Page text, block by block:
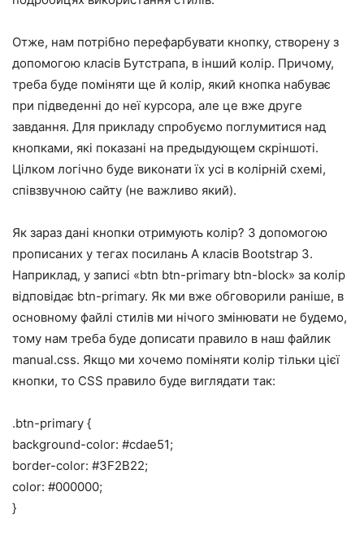
Отже, нам потрібно перефарбувати кнопку, створену з
допомогою класів Бутстрапа, в інший колір. Причому,
треба буде поміняти ще й колір, який кнопка набуває
при підведенні до неї курсора, але це вже друге
завдання. Для прикладу спробуємо поглумитися над
кнопками, які показані на предыдующем скріншоті.
Цілком логічно буде виконати їх усі в колірній схемі,
співзвучною сайту (не важливо який).
Як зараз дані кнопки отримують колір? З допомогою
прописаних у тегах посилань A класів Bootstrap 3.
Наприклад, у записі «btn btn-primary btn-block» за колір
відповідає btn-primary. Як ми вже обговорили раніше, в
основному файлі стилів ми нічого змінювати не будемо,
тому нам треба буде дописати правило в наш файлик
manual.css. Якщо ми хочемо поміняти колір тільки цієї
кнопки, то CSS правило буде виглядати так:
.btn-primary {
background-color: #cdae51;
border-color: #3F2B22;
color: #000000;
}